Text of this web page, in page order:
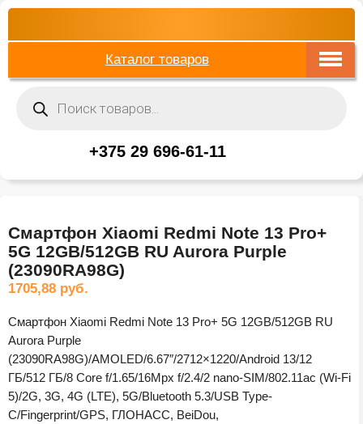
Каталог товаров
товаров
+375 29 696-61-11
Смартфон Xiaomi Redmi Note 13 Pro+
5G 12GB/512GB RU Aurora Purple
(23090RA98G)
1705,88 руб.
Смартфон Xiaomi Redmi Note 13 Pro+ 5G 12GB/512GB RU
Aurora Purple
(23090RA98G)/AMOLED/6.67″/2712×1220/Android 13/12
ГБ/512 ГБ/8 Core f/1.65/16Mpx f/2.4/2 nano-SIM/802.11ac (Wi-Fi
5)/2G, 3G, 4G (LTE), 5G/Bluetooth 5.3/USB Type-
C/Fingerprint/GPS, ГЛОНАСС, BeiDou,